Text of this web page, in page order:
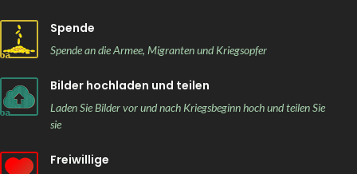
Spende
Spende an die Armee, Migranten und Kriegsopfer
Bilder hochladen und teilen
Laden Sie Bilder vor und nach Kriegsbeginn hoch und teilen Sie
sie
Freiwillige